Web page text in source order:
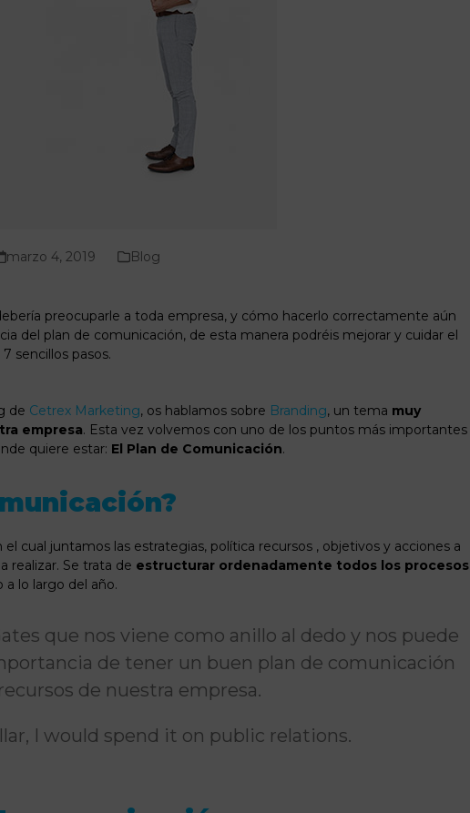
marzo 4, 2019 Blog
preocuparle a toda empresa, y cómo hacerlo correctamente aún
del plan de comunicación, de esta manera podréis mejorar y cuidar el
sencillos pasos.
de Cetrex Marketing, os hablamos sobre Branding, un tema muy
empresa. Esta vez volvemos con uno de los puntos más importantes
quiere estar: El Plan de Comunicación.
cual juntamos las estrategias, política recursos , objetivos y acciones a
realizar. Se trata de estructurar ordenadamente todos los procesos
a lo largo del año.
que nos viene como anillo al dedo y nos puede
de tener un buen plan de comunicación
de nuestra empresa.
I would spend it on public relations.